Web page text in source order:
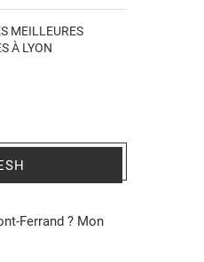
MEILLEURES
À LYON
Ferrand ? Mon